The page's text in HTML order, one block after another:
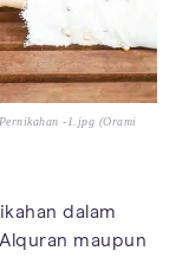
-1.jpg (Orami
dalam
maupun